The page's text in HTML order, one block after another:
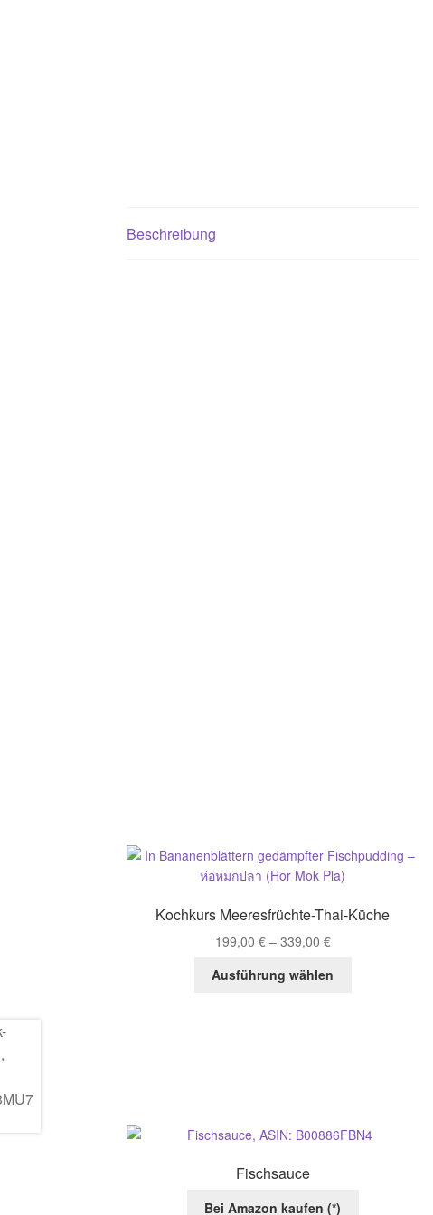
Beschreibung
Kochkurs Meeresfrüchte-Thai-Küche
199,00 €– 339,00 €
Ausführung wählen
auf
Fischsauce
Bei Amazon kaufen (*)